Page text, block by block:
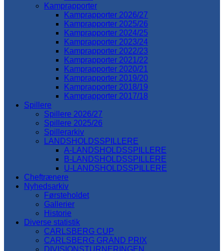
Kamprapporter
Kamprapporter 2026/27
Kamprapporter 2025/26
Kamprapporter 2024/25
Kamprapporter 2023/24
Kamprapporter 2022/23
Kamprapporter 2021/22
Kamprapporter 2020/21
Kamprapporter 2019/20
Kamprapporter 2018/19
Kamprapporter 2017/18
Spillere
Spillere 2026/27
Spillere 2025/26
Spillerarkiv
LANDSHOLDSSPILLERE
A-LANDSHOLDSSPILLERE
B-LANDSHOLDSSPILLERE
U-LANDSHOLDSSPILLERE
Cheftrænere
Nyhedsarkiv
Førsteholdet
Gallerier
Historie
Diverse statistik
CARLSBERG CUP
CARLSBERG GRAND PRIX
DIVISIONSTURNERINGEN